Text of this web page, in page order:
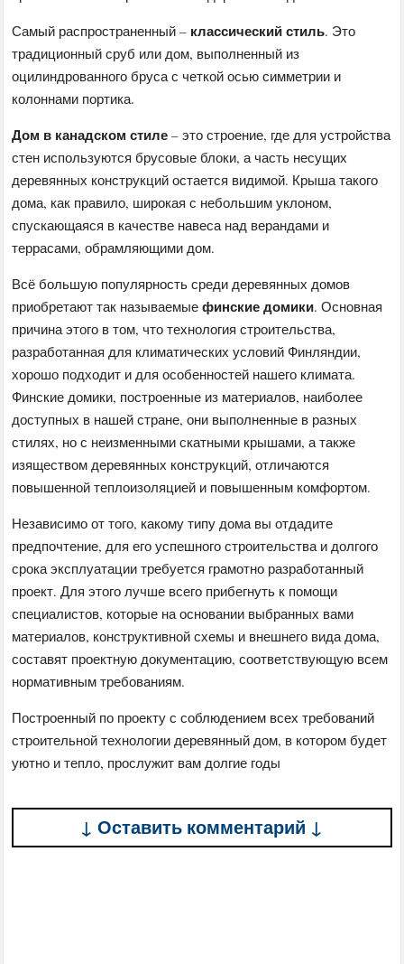
Самый распространенный – классический стиль. Это
традиционный сруб или дом, выполненный из
оцилиндрованного бруса с четкой осью симметрии и
колоннами портика.
Дом в канадском стиле – это строение, где для устройства
стен используются брусовые блоки, а часть несущих
деревянных конструкций остается видимой. Крыша такого
дома, как правило, широкая с небольшим уклоном,
спускающаяся в качестве навеса над верандами и
террасами, обрамляющими дом.
Всё большую популярность среди деревянных домов
приобретают так называемыефинские домики. Основная
причина этого в том, что технология строительства,
разработанная для климатических условий Финляндии,
хорошо подходит и для особенностей нашего климата.
Финские домики, построенные из материалов, наиболее
доступных в нашей стране, они выполненные в разных
стилях, но с неизменными скатными крышами, а также
изяществом деревянных конструкций, отличаются
повышенной теплоизоляцией и повышенным комфортом.
Независимо от того, какому типу дома вы отдадите
предпочтение, для его успешного строительства и долгого
срока эксплуатации требуется грамотно разработанный
проект. Для этого лучше всего прибегнуть к помощи
специалистов, которые на основании выбранных вами
материалов, конструктивной схемы и внешнего вида дома,
составят проектную документацию, соответствующую всем
нормативным требованиям.
Построенный по проекту с соблюдением всех требований
строительной технологии деревянный дом, в котором будет
уютно и тепло, прослужит вам долгие годы
↓ Оставить комментарий ↓